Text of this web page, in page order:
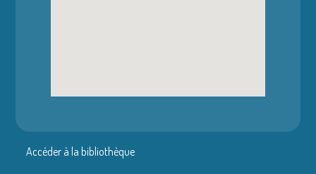
Accéder à la bibliothèque